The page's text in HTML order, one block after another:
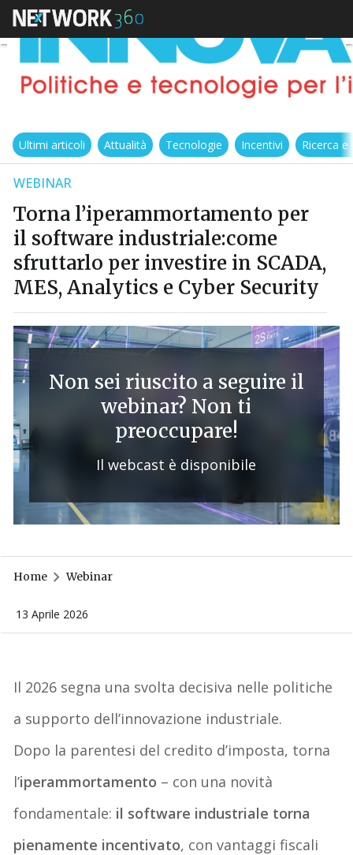
Ultimi articoli Attualità Tecnologie Incentivi Ricerca
WEBINAR
Torna l’iperammortamento per
il software industriale:come
sfruttarlo per investire in SCADA,
MES, Analytics e Cyber Security
Non sei riuscito a seguire il
webinar? Non ti
preoccupare!
Il webcast è disponibile
Home Webinar
13 Aprile 2026
Il 2026 segna una svolta decisiva nelle politiche
a supporto dell’innovazione industriale.
Dopo la parentesi del credito d’imposta, torna
l’iperammortamento – con una novità
fondamentale: il software industriale torna
pienamente incentivato, con vantaggi fiscali